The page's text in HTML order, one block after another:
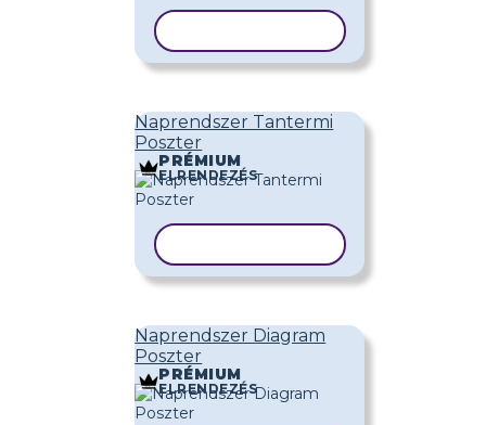
Naprendszer Tantermi
Poszter
PRÉMIUM
ELRENDEZÉS
Naprendszer Diagram
Poszter
PRÉMIUM
ELRENDEZÉS